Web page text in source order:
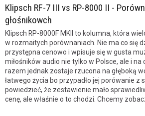
Klipsch RF-7 III vs RP-8000 II -
głośnikowch
Klipsch RP-8000F MKII to kolumna, która
w rozmaitych porównaniach. Nie ma co się
przystępna cenowo i wpisuje się w gusta
miłośników audio nie tylko w Polsce, ale i na
razem jednak zostaje rzucona na głęboką
łatwego życia bo przypadło jej porówanie z
powiedzieć, że zestawienie mało
cenę, ale właśnie o to chodzi. Chcemy